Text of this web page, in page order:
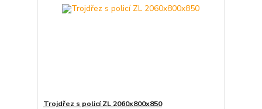
Trojdřez s policí ZL 2060x800x850